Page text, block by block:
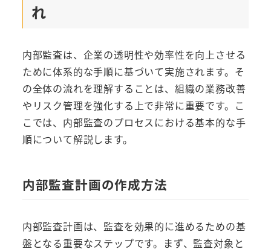
れ
内部監査は、企業の透明性や効率性を向上させる
ために体系的な手順に基づいて実施されます。そ
の全体の流れを理解することは、組織の業務改善
やリスク管理を強化する上で非常に重要です。こ
こでは、内部監査のプロセスにおける基本的な手
順について解説します。
内部監査計画の作成方法
内部監査計画は、監査を効果的に進めるための基
盤となる重要なステップです。まず、監査対象と